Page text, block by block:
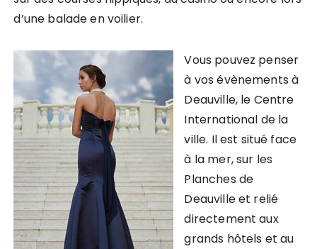
d’une balade en voilier.
Vous pouvez penser
à vos évènements à
Deauville, le Centre
International de la
ville. Il est situé face
à la mer, sur les
Planches de
Deauville et relié
directement aux
grands hôtels et au